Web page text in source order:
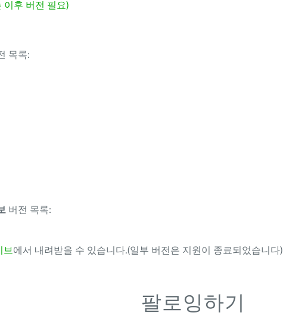
이후 버전 필요)
목록:
버전 목록:
브 에서 내려받을 수 있습니다.(일부 버전은 지원이 종료되었습니다)
팔로잉하기